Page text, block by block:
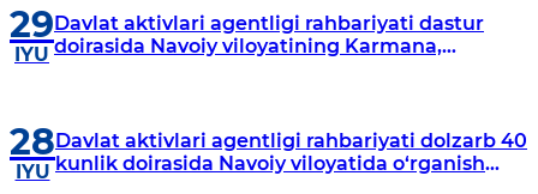
29
IYU
Davlat aktivlari agentligi rahbariyati dastur
doirasida Navoiy viloyatining Karmana,
28
IYU
Davlat aktivlari agentligi rahbariyati dolzarb 40
kunlik doirasida Navoiy viloyatida o‘rganish